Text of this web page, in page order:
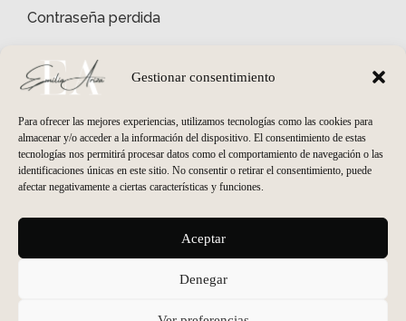
Gestionar consentimiento
Para ofrecer las mejores experiencias, utilizamos tecnologías como las cookies para
almacenar y/o acceder a la información del dispositivo. El consentimiento de estas
tecnologías nos permitirá procesar datos como el comportamiento de navegación o las
identificaciones únicas en este sitio. No consentir o retirar el consentimiento, puede
afectar negativamente a ciertas características y funciones.
Aceptar
Denegar
Contraseña perdida
INFORMACIÓN
Quiénes somos
Envíos y Devoluciones
Política de Privacidad
Política de Cookies
HORARIO PELUQUERÍA
Martes - Viernes
09:30 a 19:00
HORARIO ESTÉTICA